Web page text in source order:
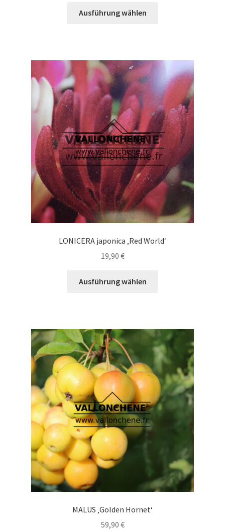
Ausführung wählen
Die
Optionen
können
auf
der
Produktseite
gewählt
werden
LONICERA japonica ‚Red World‘
19,90 €
Ausführung wählen
auf.
Die
Optionen
können
auf
der
Produktseite
MALUS ‚Golden Hornet‘
59,90 €